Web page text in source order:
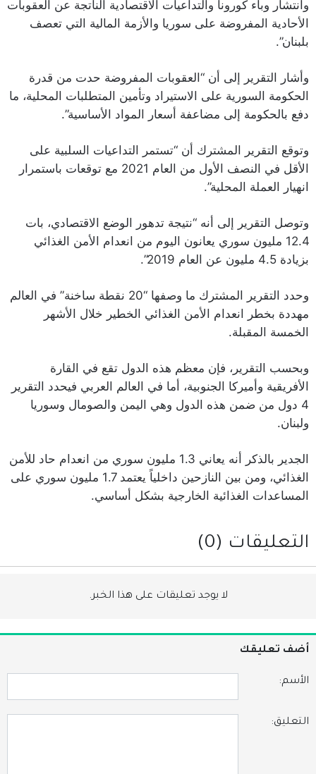
وانتشار وباء كورونا والتداعيات الاقتصادية الناتجة عن العقوبات
الأحادية المفروضة على سوريا والأزمة المالية التي تعصف
بلبنان”.
وأشار التقرير إلى أن “العقوبات المفروضة حدت من قدرة
الحكومة السورية على الاستيراد وتأمين المتطلبات المحلية، ما
دفع بالحكومة إلى مضاعفة أسعار المواد الأساسية”.
وتوقع التقرير المشترك أن “تستمر التداعيات السلبية على
الأقل في النصف الأول من العام 2021 مع توقعات باستمرار
انهيار العملة المحلية”.
وتوصل التقرير إلى أنه “نتيجة تدهور الوضع الاقتصادي، بات
12.4 مليون سوري يعانون اليوم من انعدام الأمن الغذائي
بزيادة 4.5 مليون عن العام 2019”.
وحدد التقرير المشترك ما وصفها “20 نقطة ساخنة” في العالم
مهددة بخطر انعدام الأمن الغذائي الخطير خلال الأشهر
الخمسة المقبلة.
وبحسب التقرير، فإن معظم هذه الدول تقع في القارة
الأفريقية وأميركا الجنوبية، أما في العالم العربي فيحدد التقرير
4 دول من ضمن هذه الدول وهي اليمن والصومال وسوريا
ولبنان.
الجدير بالذكر أنه يعاني 1.3 مليون سوري من انعدام حاد للأمن
الغذائي، ومن بين النازحين داخلياً يعتمد 1.7 مليون سوري على
المساعدات الغذائية الخارجية بشكل أساسي.
التعليقات (0)
لا يوجد تعليقات على هذا الخبر.
أضف تعليقك
الأسم:
التعليق: